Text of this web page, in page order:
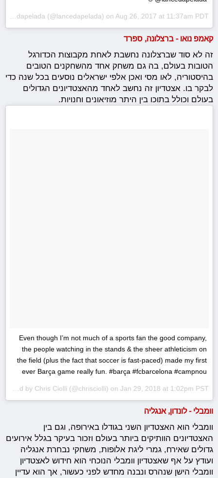
Lancedapelada (@lancedapelada) on Aug 26, 2017 at 11:37am PDT
קאמפ נואו - ברצלונה, ספרד
זה לא סוד שברצלונה נחשבת לאחת מקבוצות הכדורגל
הטובות בעולם, בה גם משחק אחד מהשחקנים הטובים
בהיסטוריה, לאו מסי ואכן אלפי ישראלים נוסעים בכל שנה כדי
לבקר בו. אצטדיון זה נחשב לאחד מהאצטדיונים הגדולים
בעולם וכולל בתוכו בין היתר מוזיאונים וחנויות.
Even though I’m not much of a sports fan the good company,
the people watching in the stands & the sheer athleticism on
the field (plus the fact that soccer is fast-paced) made my first
ever Barça game really fun. #barça #fcbarcelona #campnou
Chris Ciolli (@chrisciolli) on Jan 29, 2018 at 1:02pm PST
וומבלי - לונדון, אנגליה
וומבלי הוא האצטדיון השני בגודלו באירופה, וגם בין
האצטדיונים הוותיקים ביותר בעולם וזכור בעיקר בגלל אירועים
גדולים שאירח, גמרי ליגת אלופות, משחקי נבחרת אנגליה
ועודץ על אף שאצטדיון וומבלי הנוכחי הוא חידוש לאצטדיון
וומבלי הישן שנהרס ונבנה מחדש לפני כעשור, אך הוא עדיין